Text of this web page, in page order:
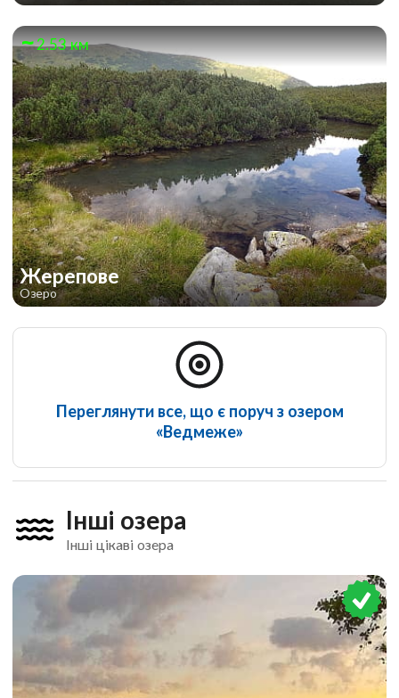
2.53 км
Жерепове
Озеро
Переглянути все, що є поруч з озером
«Ведмеже»
Інші озера
Інші цікаві озера